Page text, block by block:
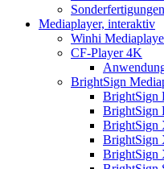
Sonderfertigungen
Mediaplayer, interaktiv
Winhi
CF-Player 4K
BrightSign
BrightSign
BrightSign
BrightSign
BrightSign
BrightSign